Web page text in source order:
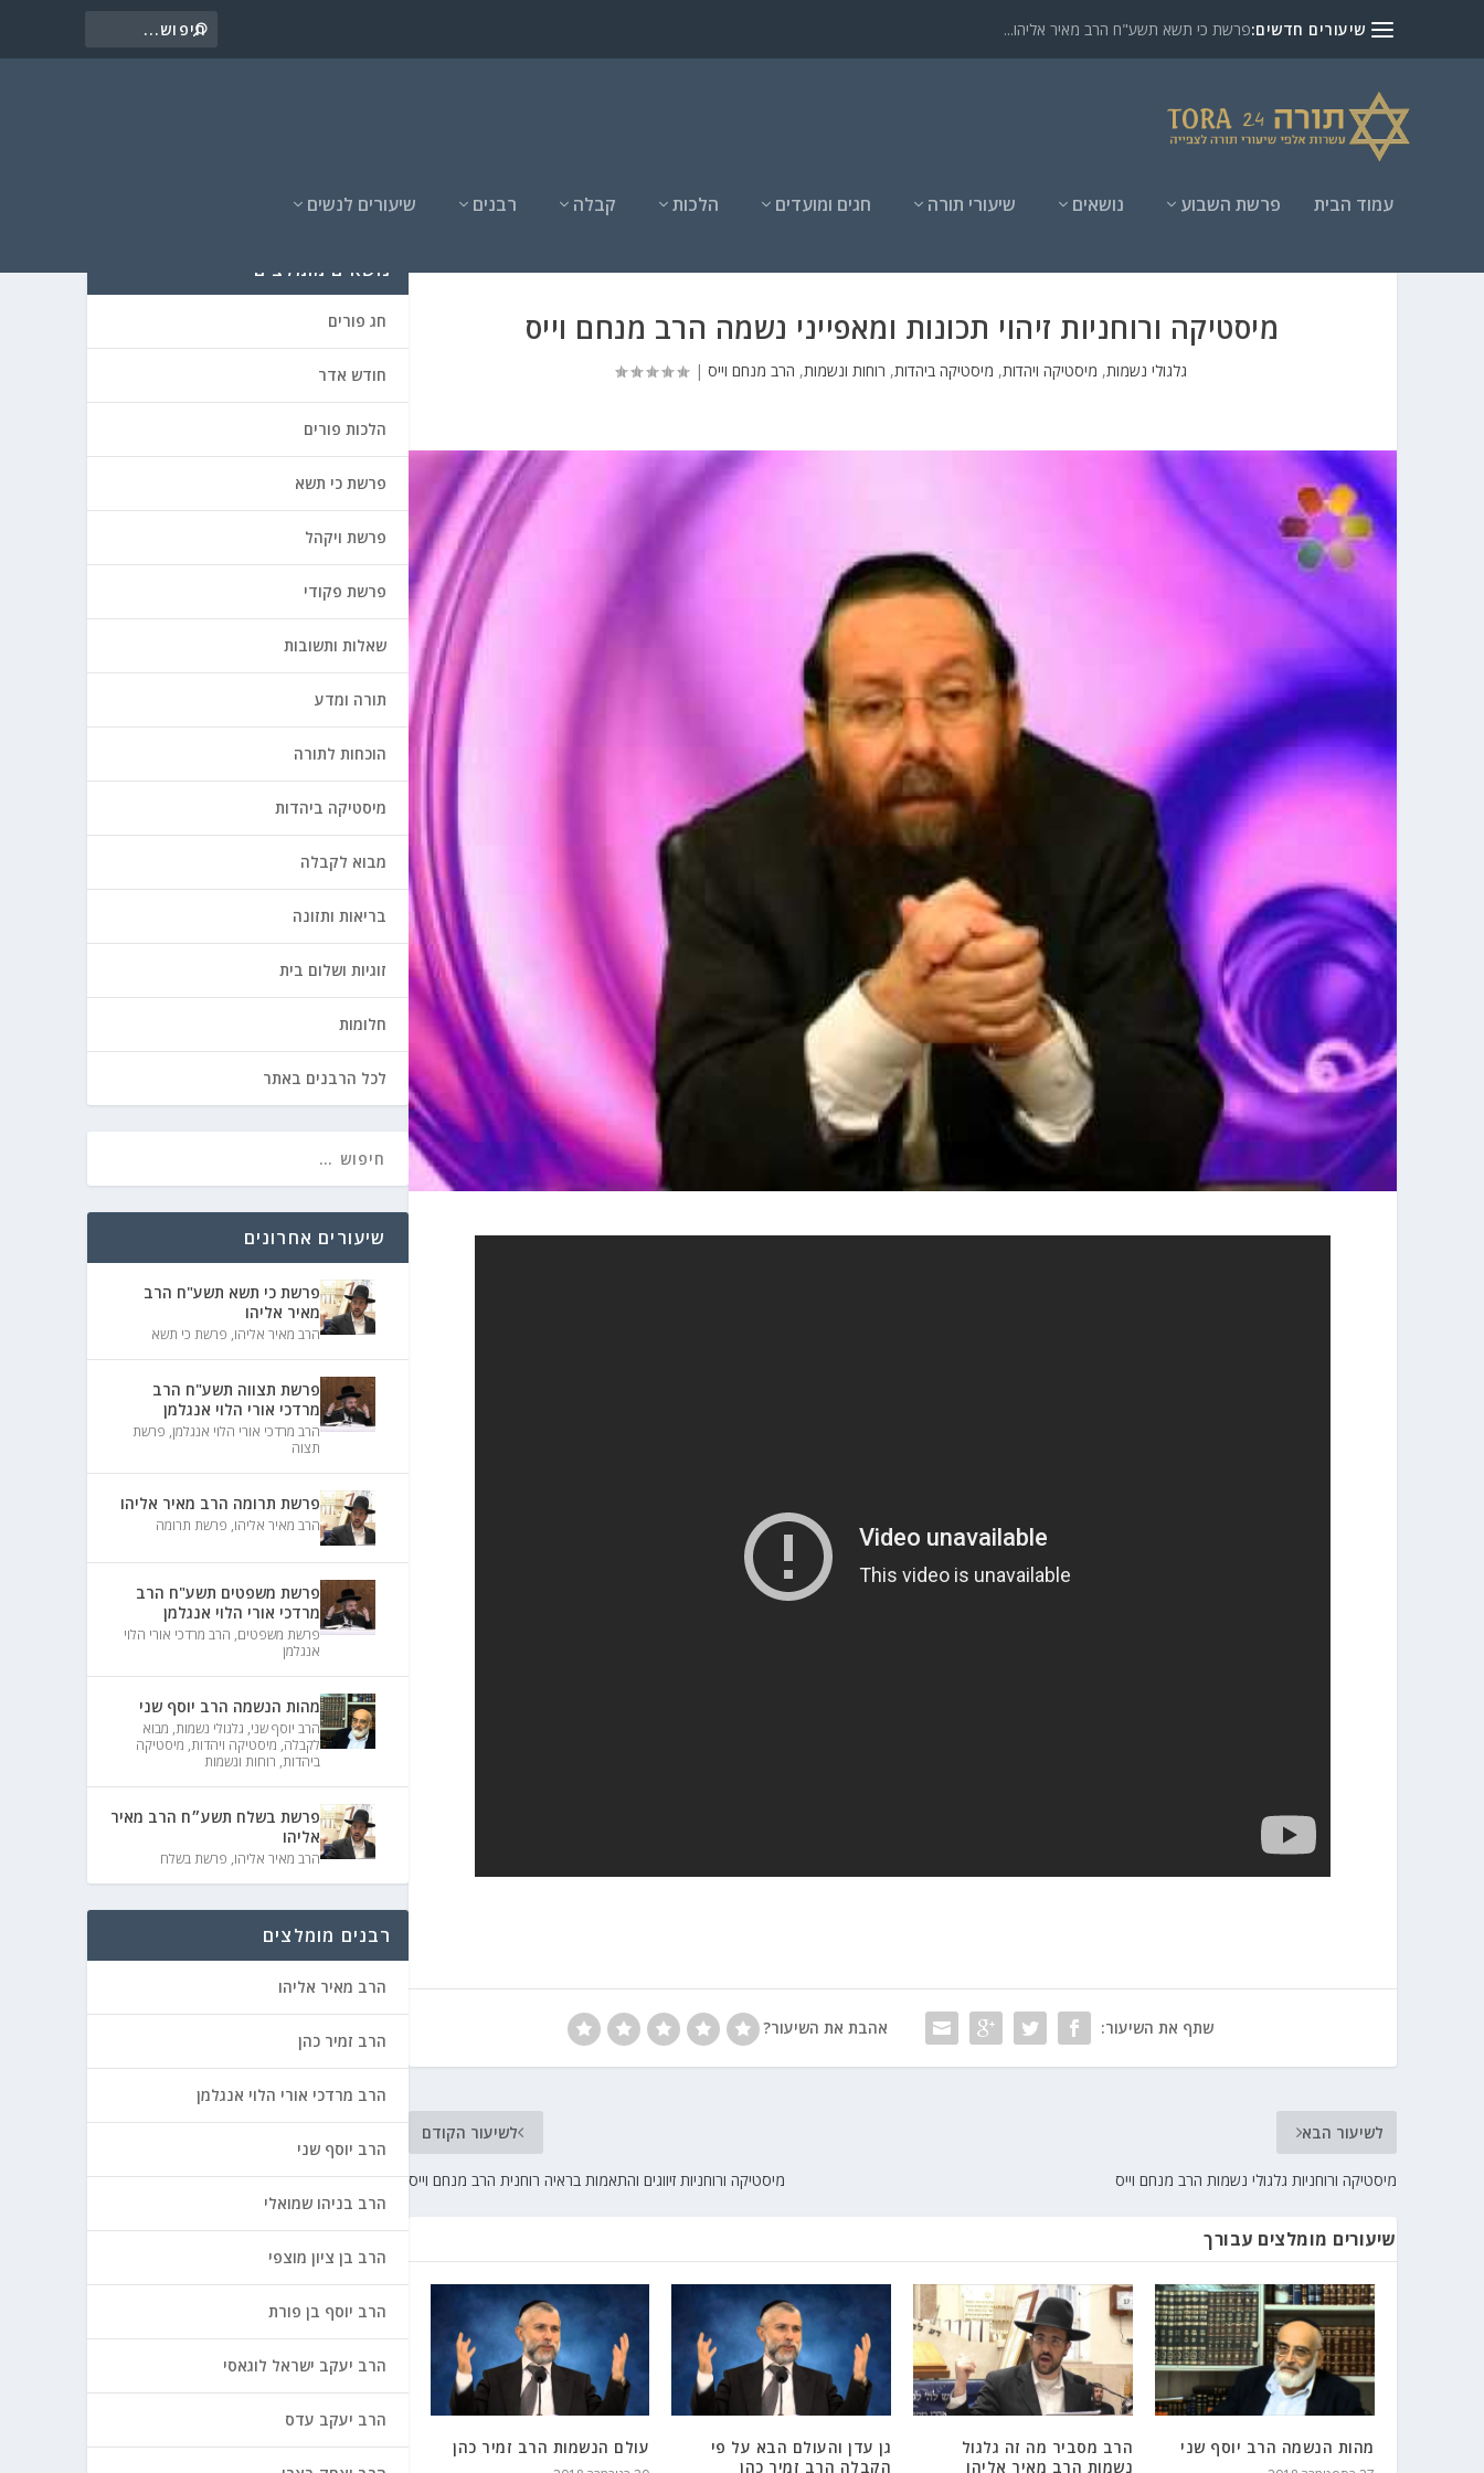
שיעורים חדשים:פרשת כי תשא תשע"ח הרב מאיר אליהו...
עמוד הבית פרשת השבוע נושאים שיעורי תורה חגים ומועדים הלכות קבלה רבנים שיעורים לנשים
מיסטיקה ורוחניות זיהוי תכונות ומאפייני נשמה הרב מנחם וייס
גלגולי נשמות, מיסטיקה ויהדות, מיסטיקה ביהדות, רוחות ונשמות, הרב מנחם וייס|
שתף את השיעור: אהבת את השיעור?
לשיעור הקודם
מיסטיקה ורוחניות זיווגים והתאמות בראיה רוחנית הרב מנחם וייס
לשיעור הבא
מיסטיקה ורוחניות גלגולי נשמות הרב מנחם וייס
שיעורים מומלצים עבורך
מהות הנשמה הרב יוסף שני
הרב מסביר מה זה גלגול
נשמות הרב מאיר אליהו
גן עדן והעולם הבא על פי
הקבלה הרב זמיר כהן
עולם הנשמות הרב זמיר כהן
נושאים מומלצים
חג פורים
חודש אדר
הלכות פורים
פרשת כי תשא
פרשת ויקהל
פרשת פקודי
שאלות ותשובות
תורה ומדע
הוכחות לתורה
מיסטיקה ביהדות
מבוא לקבלה
בריאות ותזונה
זוגיות ושלום בית
חלומות
לכל הרבנים באתר
שיעורים אחרונים
פרשת כי תשא תשע"ח הרב
מאיר אליהו
הרב מאיר אליהו, פרשת כי תשא
פרשת תצווה תשע"ח הרב
מרדכי אורי הלוי אנגלמן
הרב מרדכי אורי הלוי אנגלמן, פרשת
תצוה
פרשת תרומה הרב מאיר אליהו
הרב מאיר אליהו, פרשת תרומה
פרשת משפטים תשע"ח הרב
מרדכי אורי הלוי אנגלמן
פרשת משפטים, הרב מרדכי אורי הלוי
אנגלמן
מהות הנשמה הרב יוסף שני
הרב יוסף שני, גלגולי נשמות, מבוא
לקבלה, מיסטיקה ויהדות, מיסטיקה
ביהדות, רוחות ונשמות
פרשת בשלח תשע״ח הרב מאיר
אליהו
הרב מאיר אליהו, פרשת בשלח
רבנים מומלצים
הרב מאיר אליהו
הרב זמיר כהן
הרב מרדכי אורי הלוי אנגלמן
הרב יוסף שני
הרב בניהו שמואלי
הרב בן ציון מוצפי
הרב יוסף בן פורת
הרב יעקב ישראל לוגאסי
הרב יעקב עדס